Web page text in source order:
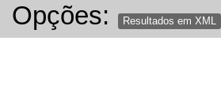
Opções: Resultados em XML